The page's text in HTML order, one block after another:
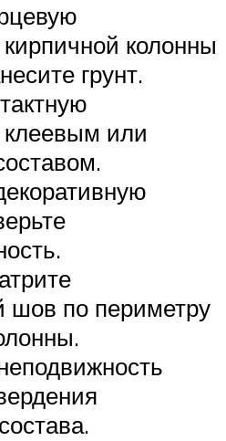
колонны
грунт.
клеевым или
шов по периметру